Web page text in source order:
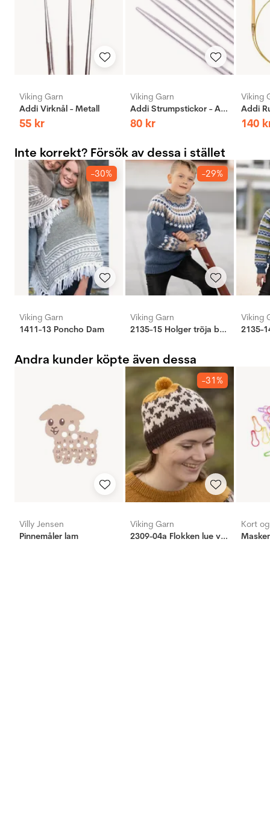
Viking Garn
Addi Virknål - Metall
55 kr
Viking Garn
Addi Strumpstickor - Aluminium
80 kr
Viking
140
Inte korrekt? Försök av dessa i stället
-30%
Viking Garn
1411-13 Poncho Dam
-29%
Viking Garn
2135-15 Holger tröja barn
Viking
Andra kunder köpte även dessa
Villy Jensen
Pinnemåler lam
-31%
Viking Garn
2309-04a Flokken lue voksen
Kort